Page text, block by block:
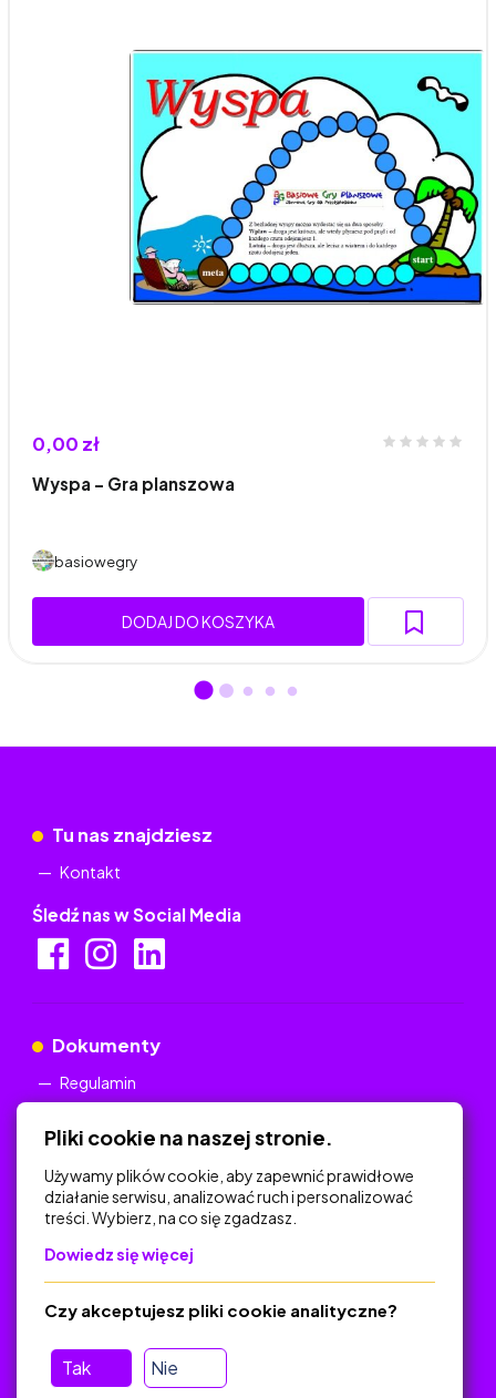
0,00 zł
Wyspa – Gra planszowa
basiowegry
DODAJ DO KOSZYKA
Tu nas znajdziesz
Kontakt
Śledź nas w Social Media
Dokumenty
Regulamin
Na skróty
Polityka Prywatności
Regulamin
O platformie
Baza materiałów dydaktycznych
Jak zostać autorem
Pliki cookie na naszej stronie.
Używamy plików cookie, aby zapewnić prawidłowe
działanie serwisu, analizować ruch i personalizować
treści. Wybierz, na co się zgadzasz.
Dowiedz się więcej
Tak Nie
Czy akceptujesz pliki cookie analityczne?